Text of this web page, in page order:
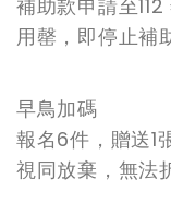
補助款申請至
用罄，即停止補
早鳥加碼
報名6件，贈送1
視同放棄，無法